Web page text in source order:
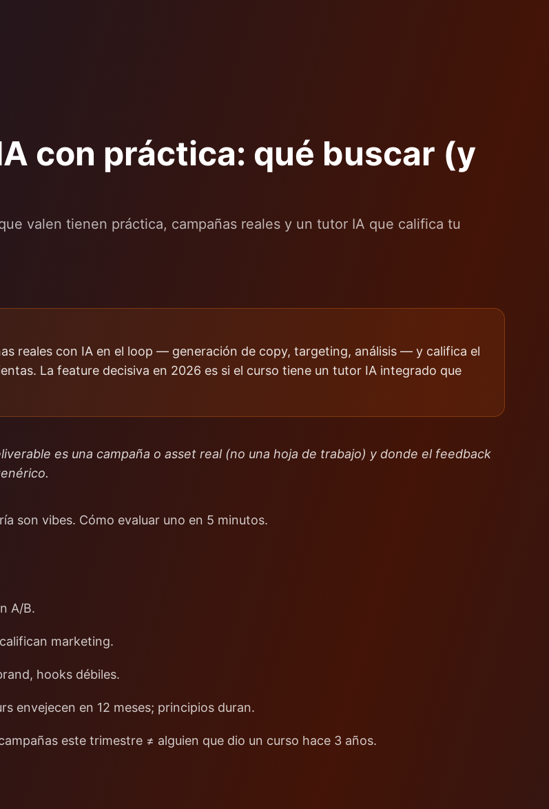
con práctica: qué buscar (y
valen tienen práctica, campañas reales y un tutor IA que califica tu
reales con IA en el loop — generación de copy, targeting, análisis — y califica el
La feature decisiva en 2026 es si el curso tiene un tutor IA integrado que
es una campaña o asset real (no una hoja de trabajo) y donde el feedback
son vibes. Cómo evaluar uno en 5 minutos.
A/B.
marketing.
hooks débiles.
envejecen en 12 meses; principios duran.
este trimestre ≠ alguien que dio un curso hace 3 años.